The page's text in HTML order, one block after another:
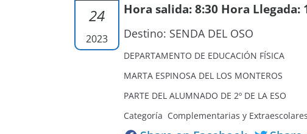
24
2023
Hora salida: 8:30 Hora Llegada:
Destino: SENDA DEL OSO
DEPARTAMENTO DE EDUCACIÓN FÍSICA
MARTA ESPINOSA DEL LOS MONTEROS
PARTE DEL ALUMNADO DE 2º DE LA ESO
Categoría Complementarias y Extraescolares